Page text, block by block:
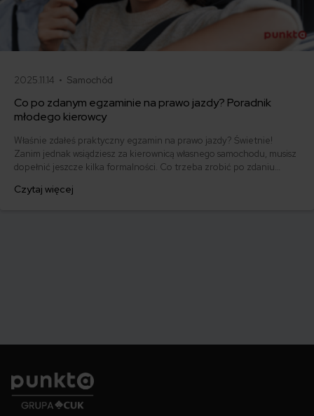
2025.11.14 • Samochód
Co po zdanym egzaminie na prawo jazdy? Poradnik
młodego kierowcy
Właśnie zdałeś praktyczny egzamin na prawo jazdy? Świetnie!
Zanim jednak wsiądziesz za kierownicą własnego samochodu, musisz
dopełnić jeszcze kilka formalności. Co trzeba zrobić po zdaniu
którym szybko załatwisz sprawy urzędowe i będziesz mógł prowadzić
Czytaj więcej